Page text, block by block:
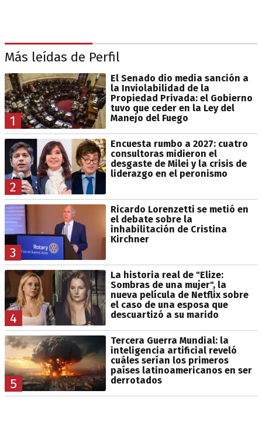
Más leídas de Perfil
1
El Senado dio media sanción a
la Inviolabilidad de la
Propiedad Privada: el Gobierno
tuvo que ceder en la Ley del
Manejo del Fuego
2
Encuesta rumbo a 2027: cuatro
consultoras midieron el
desgaste de Milei y la crisis de
liderazgo en el peronismo
3
Ricardo Lorenzetti se metió en
el debate sobre la
inhabilitación de Cristina
Kirchner
4
La historia real de "Elize:
Sombras de una mujer", la
nueva película de Netflix sobre
el caso de una esposa que
descuartizó a su marido
5
Tercera Guerra Mundial: la
inteligencia artificial reveló
cuáles serían los primeros
países latinoamericanos en ser
derrotados